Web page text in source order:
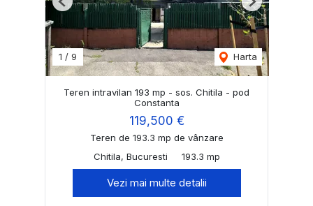
1 / 9 Harta
Previous Next
Teren intravilan 193 mp - sos. Chitila - pod
Constanta
119,500 €
Teren de 193.3 mp de vânzare
Chitila, Bucuresti
193.3 mp
Vezi mai multe detalii